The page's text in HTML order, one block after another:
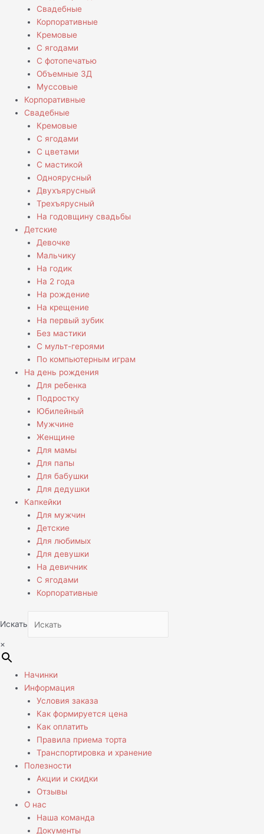
Свадебные
Корпоративные
Кремовые
С ягодами
С фотопечатью
Объемные 3Д
Муссовые
Корпоративные
Свадебные
Кремовые
С ягодами
С цветами
С мастикой
Одноярусный
Двухъярусный
Трехъярусный
На годовщину свадьбы
Детские
Девочке
Мальчику
На годик
На 2 года
На рождение
На крещение
На первый зубик
Без мастики
С мульт-героями
По компьютерным играм
На день рождения
Для ребенка
Подростку
Юбилейный
Мужчине
Женщине
Для мамы
Для папы
Для бабушки
Для дедушки
Капкейки
Для мужчин
Детские
Для любимых
Для девушки
На девичник
С ягодами
Корпоративные
Искать
×
Начинки
Информация
Условия заказа
Как формируется цена
Как оплатить
Правила приема торта
Транспортировка и хранение
Полезности
Акции и скидки
Отзывы
О нас
Наша команда
Документы